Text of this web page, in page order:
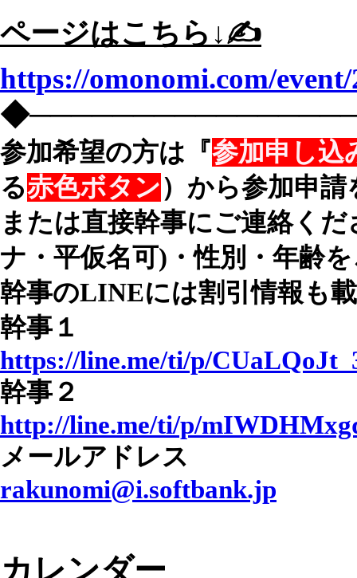
ページはこちら↓✍️
https://omonomi.com/
参加希望の方は『参加申し込
る赤色ボタン）から参加申
または直接幹事にご連絡く
ナ・平仮名可)・性別・年齢
幹事のLINEには割引情報も
幹事１
https://line.me/ti/p/
幹事２
http://line.me/ti/p/
メールアドレス
rakunomi@i.softbank.jp
カレンダー